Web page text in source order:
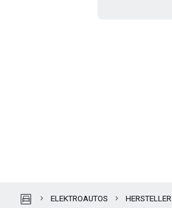
garage ELEKTROAUTOS HERSTELLER